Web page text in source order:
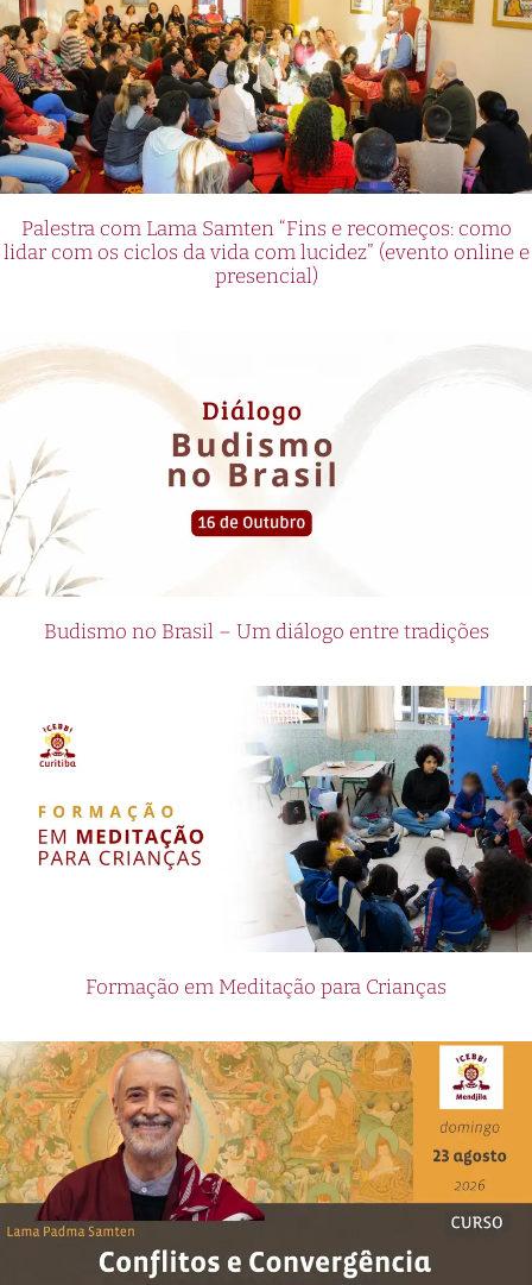
Palestra com Lama Samten “Fins e recomeços: como
lidar com os ciclos da vida com lucidez” (evento online e
presencial)
Budismo no Brasil – Um diálogo entre tradições
Formação em Meditação para Crianças